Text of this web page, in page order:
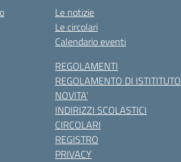
Le notizie
Le circolari
Calendario eventi
REGOLAMENTI
REGOLAMENTO DI ISTITITUTO
NOVITA’
INDIRIZZI SCOLASTICI
CIRCOLARI
REGISTRO
PRIVACY